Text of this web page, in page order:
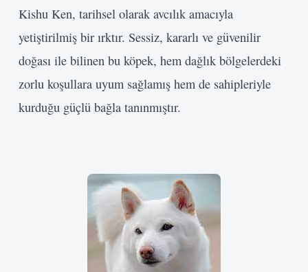
Kishu Ken, tarihsel olarak avcılık amacıyla
yetiştirilmiş bir ırktır. Sessiz, kararlı ve güvenilir
doğası ile bilinen bu köpek, hem dağlık bölgelerdeki
zorlu koşullara uyum sağlamış hem de sahipleriyle
kurduğu güçlü bağla tanınmıştır.
Şifre
Giriş Yap